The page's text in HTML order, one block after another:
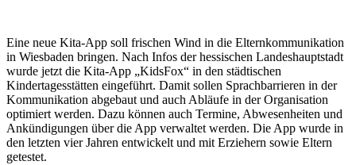
Eine neue Kita-App soll frischen Wind in die Elternkommunikation
in Wiesbaden bringen. Nach Infos der hessischen Landeshauptstadt
wurde jetzt die Kita-App „KidsFox“ in den städtischen
Kindertagesstätten eingeführt. Damit sollen Sprachbarrieren in der
Kommunikation abgebaut und auch Abläufe in der Organisation
optimiert werden. Dazu können auch Termine, Abwesenheiten und
Ankündigungen über die App verwaltet werden. Die App wurde in
den letzten vier Jahren entwickelt und mit Erziehern sowie Eltern
getestet.